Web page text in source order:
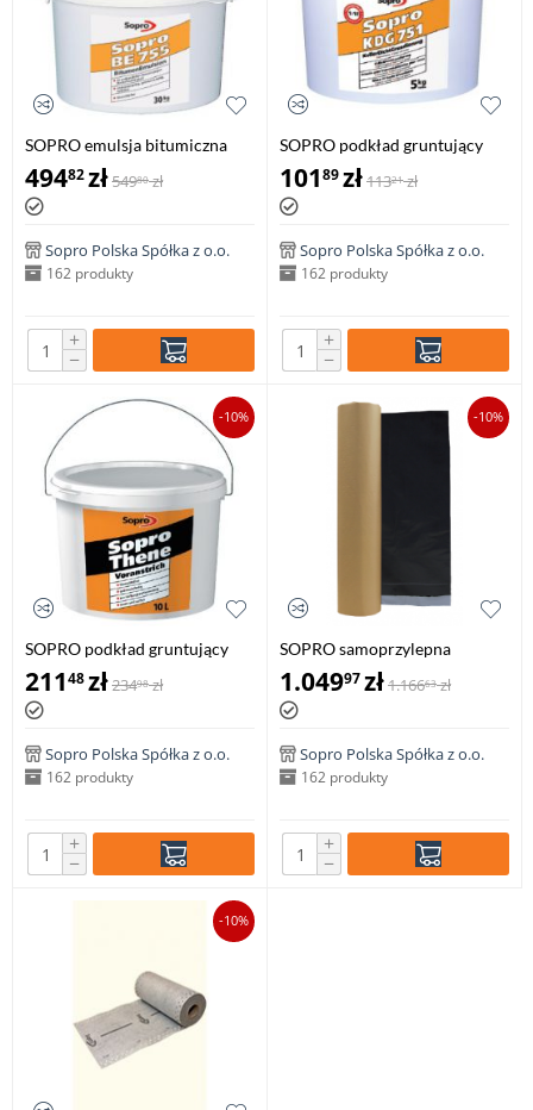
SOPRO emulsja bitumiczna
ISA 755, 30 kg
49482zł54980 zł
Sopro Polska Spółka z o.o.
162 produkty
+
−
SOPRO podkład gruntujący
bitumiczny KDG 751, 5 kg
10189zł11321 zł
Sopro Polska Spółka z o.o.
162 produkty
+
−
-10%
SOPRO podkład gruntujący
pod izolację samoprzylepną
SoproThene VA 879, 10 litrów
21148zł23498 zł
Sopro Polska Spółka z o.o.
162 produkty
+
−
-10%
SOPRO samoprzylepna
izolacja bitumiczna
SoproThene BA 878, 1mb x
15mb
1.04997zł1.16663 zł
Sopro Polska Spółka z o.o.
162 produkty
+
−
-10%